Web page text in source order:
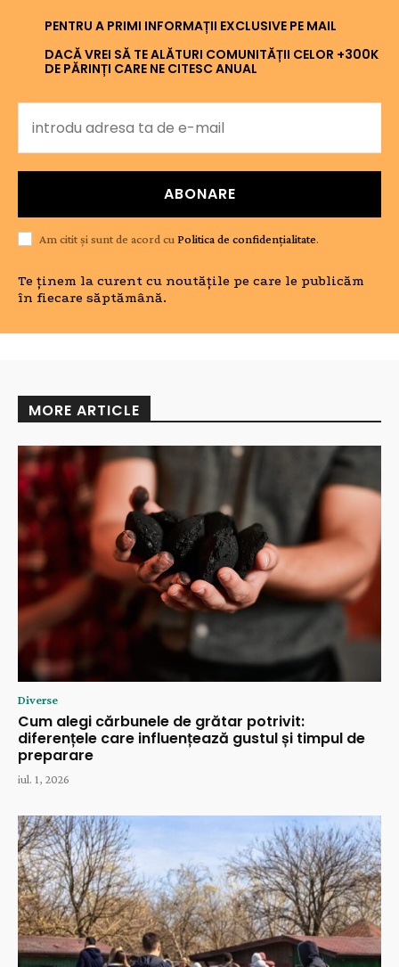
PENTRU A PRIMI INFORMAȚII EXCLUSIVE PE MAIL
DACĂ VREI SĂ TE ALĂTURI COMUNITĂȚII CELOR +300K
DE PĂRINȚI CARE NE CITESC ANUAL
ABONARE
Am citit și sunt de acord cu Politica de confidențialitate.
Te ținem la curent cu noutățile pe care le publicăm
în fiecare săptămână.
MORE ARTICLE
Diverse
Cum alegi cărbunele de grătar potrivit:
diferențele care influențează gustul și timpul de
preparare
iul. 1, 2026